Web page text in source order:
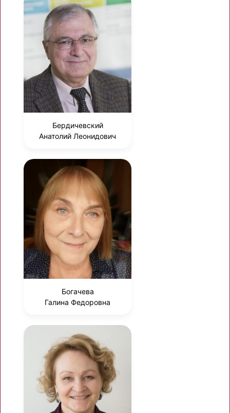
Бердичевский
Анатолий Леонидович
Богачева
Галина Федоровна